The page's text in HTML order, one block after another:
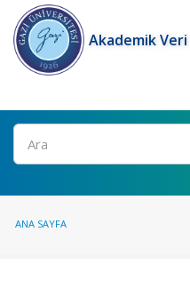
Akademik
Ara
ANA SAYFA